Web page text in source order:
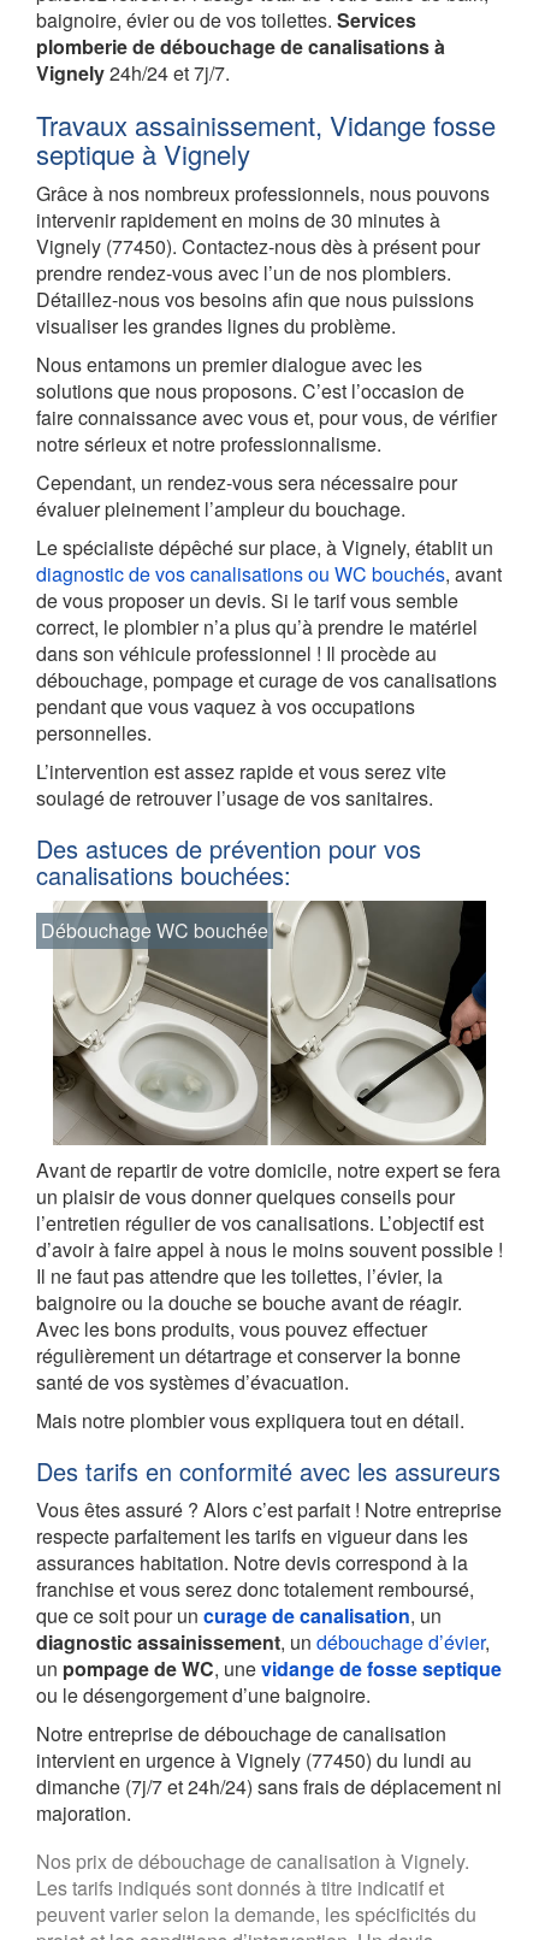
baignoire, évier ou de vos toilettes. Services
plomberie de débouchage de canalisations à
Vignely24h/24 et 7j/7.
Travaux assainissement, Vidange fosse
septique à Vignely
Grâce à nos nombreux professionnels, nous pouvons
intervenir rapidement en moins de 30 minutes à
Vignely (77450). Contactez-nous dès à présent pour
prendre rendez-vous avec l’un de nos plombiers.
Détaillez-nous vos besoins afin que nous puissions
visualiser les grandes lignes du problème.
Nous entamons un premier dialogue avec les
solutions que nous proposons. C’est l’occasion de
faire connaissance avec vous et, pour vous, de vérifier
notre sérieux et notre professionnalisme.
Cependant, un rendez-vous sera nécessaire pour
évaluer pleinement l’ampleur du bouchage.
Le spécialiste dépêché sur place, à Vignely, établit un
diagnostic de vos canalisations ou WC bouchés, avant
de vous proposer un devis. Si le tarif vous semble
correct, le plombier n’a plus qu’à prendre le matériel
dans son véhicule professionnel ! Il procède au
débouchage, pompage et curage de vos canalisations
pendant que vous vaquez à vos occupations
personnelles.
L’intervention est assez rapide et vous serez vite
soulagé de retrouver l’usage de vos sanitaires.
Des astuces de prévention pour vos
canalisations bouchées:
Débouchage WC bouchée
Avant de repartir de votre domicile, notre expert se fera
un plaisir de vous donner quelques conseils pour
l’entretien régulier de vos canalisations. L’objectif est
d’avoir à faire appel à nous le moins souvent possible !
Il ne faut pas attendre que les toilettes, l’évier, la
baignoire ou la douche se bouche avant de réagir.
Avec les bons produits, vous pouvez effectuer
régulièrement un détartrage et conserver la bonne
santé de vos systèmes d’évacuation.
Mais notre plombier vous expliquera tout en détail.
Des tarifs en conformité avec les assureurs
Vous êtes assuré ? Alors c’est parfait ! Notre entreprise
respecte parfaitement les tarifs en vigueur dans les
assurances habitation. Notre devis correspond à la
franchise et vous serez donc totalement remboursé,
que ce soit pour un curage de canalisation, un
diagnostic assainissement, un débouchage d’évier,
un pompage de WC, unevidange de fosse septique
ou le désengorgement d’une baignoire.
Notre entreprise de débouchage de canalisation
intervient en urgence à Vignely (77450) du lundi au
dimanche (7j/7 et 24h/24) sans frais de déplacement ni
majoration.
Nos prix de débouchage de canalisation à Vignely.
Les tarifs indiqués sont donnés à titre indicatif et
peuvent varier selon la demande, les spécificités du